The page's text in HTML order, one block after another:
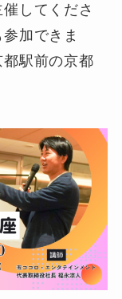
してくださ
加できま
駅前の京都